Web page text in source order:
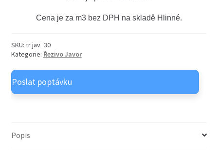
Dřevěné terasy
Nátěry OSMO venkovní
child
Nátěry OSMO vnitřní
Expand
Cena je za m3 bez DPH na skladě Hlinné.
SKU: tr jav_30
Kategorie: Řezivo Javor
Popis